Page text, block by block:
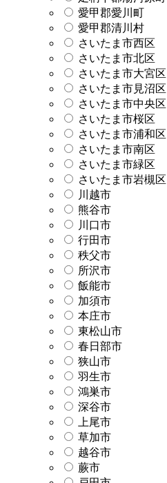
愛甲郡愛川町
愛甲郡清川村
さいたま市西区
さいたま市北区
さいたま市大宮区
さいたま市見沼区
さいたま市中央区
さいたま市桜区
さいたま市浦和区
さいたま市南区
さいたま市緑区
さいたま市岩槻区
川越市
熊谷市
川口市
行田市
秩父市
所沢市
飯能市
加須市
本庄市
東松山市
春日部市
狭山市
羽生市
鴻巣市
深谷市
上尾市
草加市
越谷市
蕨市